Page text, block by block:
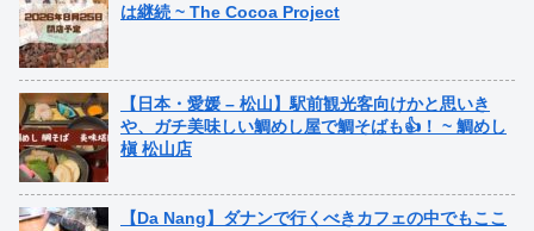
は継続 ~ The Cocoa Project
【日本・愛媛 – 松山】駅前観光客向けかと思いき
や、ガチ美味しい鯛めし屋で鯛そばも👍！ ~ 鯛めし
槇 松山店
【Da Nang】ダナンで行くべきカフェの中でもここ